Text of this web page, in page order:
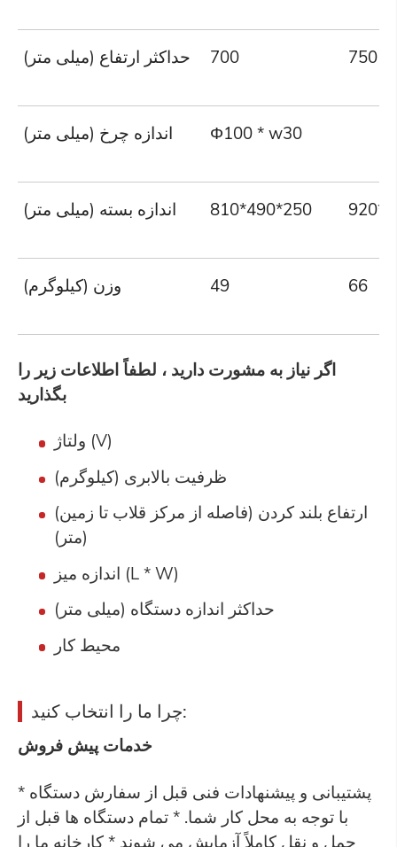
حداکثر ارتفاع (میلی متر) 700 750
اندازه چرخ (میلی متر) Φ100 * w30
اندازه بسته (میلی متر) 810*490*250
وزن (کیلوگرم) 49 66
اگر نیاز به مشورت دارید ، لطفاً اطلاعات زیر را
بگذارید
ولتاژ (V)
ظرفیت بالابری (کیلوگرم)
ارتفاع بلند کردن (فاصله از مرکز قلاب تا زمین)
(متر)
اندازه میز (L * W)
حداکثر اندازه دستگاه (میلی متر)
محیط کار
چرا ما را انتخاب کنید:
خدمات پیش فروش
* پشتیبانی و پیشنهادات فنی قبل از سفارش دستگاه
با توجه به محل کار شما. * تمام دستگاه ها قبل از
حمل و نقل کاملاً آزمایش می شوند * کارخانه ما را